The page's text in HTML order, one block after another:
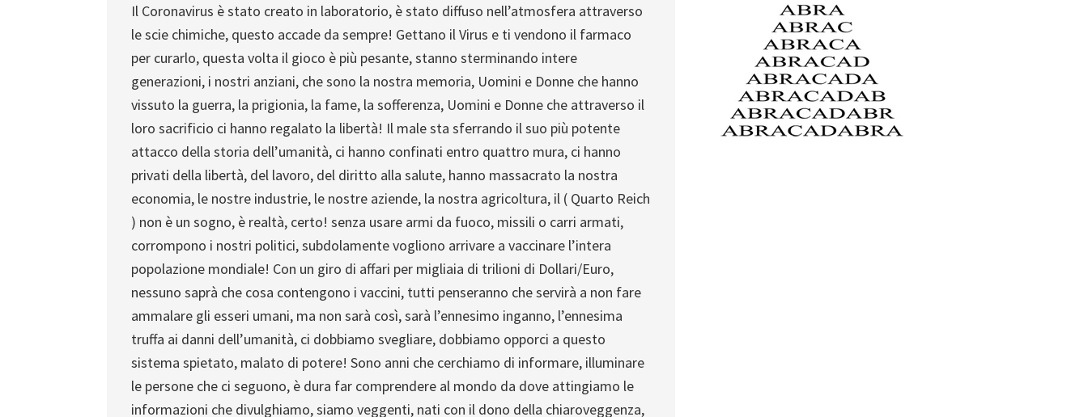
Il Coronavirus è stato creato in laboratorio, è stato diffuso nell’atmosfera attraverso
le scie chimiche, questo accade da sempre! Gettano il Virus e ti vendono il farmaco
per curarlo, questa volta il gioco è più pesante, stanno sterminando intere
generazioni, i nostri anziani, che sono la nostra memoria, Uomini e Donne che hanno
vissuto la guerra, la prigionia, la fame, la sofferenza, Uomini e Donne che attraverso il
loro sacrificio ci hanno regalato la libertà! Il male sta sferrando il suo più potente
attacco della storia dell’umanità, ci hanno confinati entro quattro mura, ci hanno
privati della libertà, del lavoro, del diritto alla salute, hanno massacrato la nostra
economia, le nostre industrie, le nostre aziende, la nostra agricoltura, il ( Quarto Reich
) non è un sogno, è realtà, certo! senza usare armi da fuoco, missili o carri armati,
corrompono i nostri politici, subdolamente vogliono arrivare a vaccinare l’intera
popolazione mondiale! Con un giro di affari per migliaia di trilioni di Dollari/Euro,
nessuno saprà che cosa contengono i vaccini, tutti penseranno che servirà a non fare
ammalare gli esseri umani, ma non sarà così, sarà l’ennesimo inganno, l’ennesima
truffa ai danni dell’umanità, ci dobbiamo svegliare, dobbiamo opporci a questo
sistema spietato, malato di potere! Sono anni che cerchiamo di informare, illuminare
le persone che ci seguono, è dura far comprendere al mondo da dove attingiamo le
informazioni che divulghiamo, siamo veggenti, nati con il dono della chiaroveggenza,